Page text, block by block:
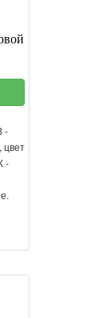
-
цвет
-